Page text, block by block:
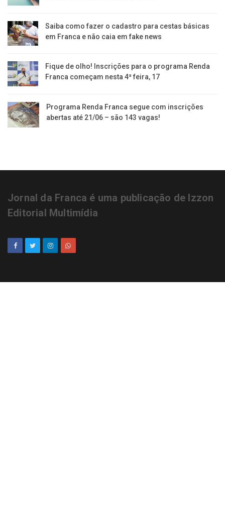
Saiba como fazer o cadastro para cestas básicas
em Franca e não caia em fake news
Fique de olho! Inscrições para o programa Renda
Franca começam nesta 4ª feira, 17
Programa Renda Franca segue com inscrições
abertas até 21/06 – são 143 vagas!
Jornal da Franca é uma publicação de Izzon
Editorial Multimídia